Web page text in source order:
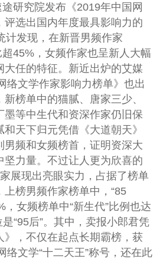
究院发布《2019年中国网
评选出国内年度最具影响力的
计发现，在新晋男频作家
超45%，女频作家也呈新人大幅
大任的特征。新近出炉的艾媒
络文学作家影响力榜单》也出
榜单中的猫腻、唐家三少、
墨等中生代和资深作家仍旧保
天下归元凭借《大道朝天》
男频和女频榜首，证明资深大
坚力量。不过让人更为欣喜的
家展现出亮眼实力，占据了榜单
榜男频作家榜单中，“85
，女频榜单中“新生代”比例也达
“95后”。其中，卖报小郎君凭
》，不仅在起点长期霸榜，获
络文学“十二天王”称号，还在此